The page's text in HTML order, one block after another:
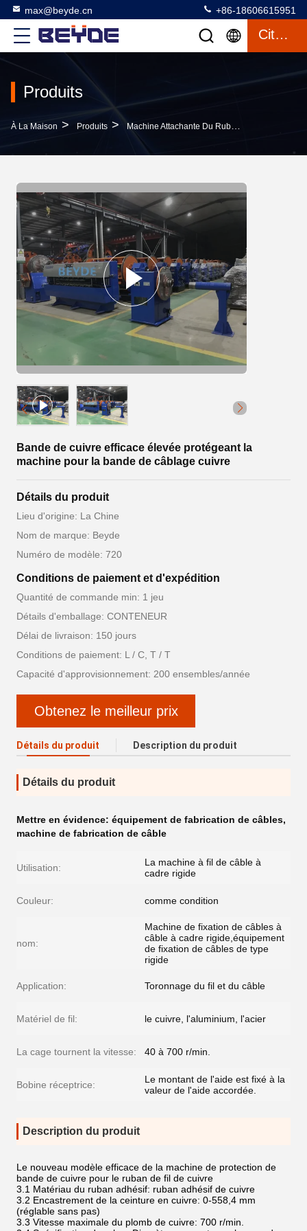
max@beyde.cn +86-18606615951
Citation
Produits
À La Maison > Produits > Machine Attachante Du Ruban Adhésif De Câble
Bande de cuivre efficace élevée protégeant la
machine pour la bande de câblage cuivre
Détails du produit
Lieu d'origine: La Chine
Nom de marque: Beyde
Numéro de modèle: 720
Conditions de paiement et d'expédition
Quantité de commande min: 1 jeu
Détails d'emballage: CONTENEUR
Délai de livraison: 150 jours
Conditions de paiement: L / C, T / T
Capacité d'approvisionnement: 200 ensembles/année
Obtenez le meilleur prix
Détails du produit Description du produit
Détails du produit
Mettre en évidence: équipement de fabrication de câbles,
machine de fabrication de câble
Utilisation:
La machine à fil de câble à
cadre rigide
Couleur: comme condition
nom:
Machine de fixation de câbles à
câble à cadre rigide,équipement
de fixation de câbles de type
rigide
Application: Toronnage du fil et du câble
Matériel de fil: le cuivre, l'aluminium, l'acier
La cage tournent la vitesse: 40 à 700 r/min.
Bobine réceptrice:
Le montant de l'aide est fixé à la
valeur de l'aide accordée.
Description du produit
Le nouveau modèle efficace de la machine de protection de
bande de cuivre pour le ruban de fil de cuivre
3.1 Matériau du ruban adhésif: ruban adhésif de cuivre
3.2 Encastrement de la ceinture en cuivre: 0-558,4 mm
(réglable sans pas)
3.3 Vitesse maximale du plomb de cuivre: 700 r/min.